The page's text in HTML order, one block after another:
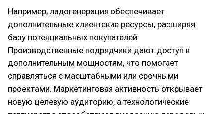
Например, лидогенерация обеспечивает
дополнительные клиентские ресурсы, расширяя
базу потенциальных покупателей.
Производственные подрядчики дают доступ к
дополнительным мощностям, что помогает
справляться с масштабными или срочными
проектами. Маркетинговая активность открывает
новую целевую аудиторию, а технологические